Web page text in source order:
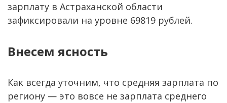
зарплату в Астраханской области
зафиксировали на уровне 69819 рублей.
Внесем ясность
Как всегда уточним, что средняя зарплата по
региону — это вовсе не зарплата среднего